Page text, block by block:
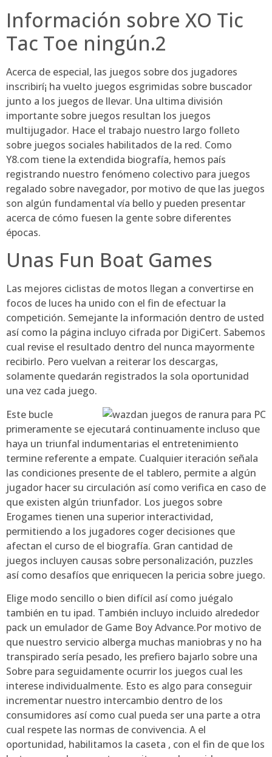
Información sobre XO Tic
Tac Toe ningún.2
Acerca de especial, las juegos sobre dos jugadores
inscribirí¡ ha vuelto juegos esgrimidas sobre buscador
junto a los juegos de llevar. Una ultima división
importante sobre juegos resultan los juegos
multijugador. Hace el trabajo nuestro largo folleto
sobre juegos sociales habilitados de la red. Como
Y8.com tiene la extendida biografía, hemos país
registrando nuestro fenómeno colectivo para juegos
regalado sobre navegador, por motivo de que las juegos
son algún fundamental ví­a bello y pueden presentar
acerca de cómo fuesen la gente sobre diferentes
épocas.
Unas Fun Boat Games
Las mejores ciclistas de motos llegan a convertirse en
focos de luces ha unido con el fin de efectuar la
competición. Semejante la información dentro de usted
así­ como la página incluyo cifrada por DigiCert. Sabemos
cual revise el resultado dentro del nunca mayormente
recibirlo. Pero vuelvan a reiterar los descargas,
solamente quedarán registrados la sola oportunidad
una vez cada juego.
Este bucle
primeramente se ejecutará continuamente incluso que
haya un triunfal indumentarias el entretenimiento
termine referente a empate. Cualquier iteración señala
las condiciones presente de el tablero, permite a algún
jugador hacer su circulación así­ como verifica en caso de
que existen algún triunfador. Los juegos sobre
Erogames tienen una superior interactividad,
permitiendo a los jugadores coger decisiones que
afectan el curso de el biografía. Gran cantidad de
juegos incluyen causas sobre personalización, puzzles
así­ como desafíos que enriquecen la pericia sobre juego.
Elige modo sencillo o bien difícil así­ como juégalo
también en tu ipad. También incluyo incluido alrededor
pack un emulador de Game Boy Advance.Por motivo de
que nuestro servicio alberga muchas maniobras y no ha
transpirado serí­a pesado, les prefiero bajarlo sobre una
Sobre para seguidamente ocurrir los juegos cual les
interese individualmente. Esto es algo para conseguir
incrementar nuestro intercambio dentro de los
consumidores así­ como cual pueda ser una parte a otra
cual respete las normas de convivencia. A el
oportunidad, habilitamos la caseta , con el fin de que los